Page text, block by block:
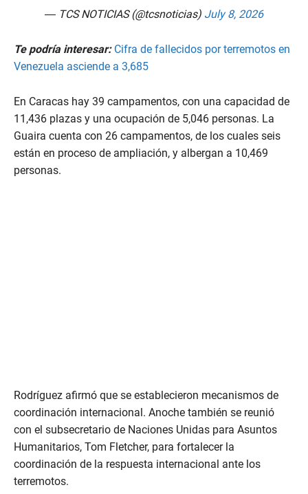
— TCS NOTICIAS (@tcsnoticias) July 8, 2026
Te podría interesar: Cifra de fallecidos por terremotos en
Venezuela asciende a 3,685
En Caracas hay 39 campamentos, con una capacidad de
11,436 plazas y una ocupación de 5,046 personas. La
Guaira cuenta con 26 campamentos, de los cuales seis
están en proceso de ampliación, y albergan a 10,469
personas.
Rodríguez afirmó que se establecieron mecanismos de
coordinación internacional. Anoche también se reunió
con el subsecretario de Naciones Unidas para Asuntos
Humanitarios, Tom Fletcher, para fortalecer la
coordinación de la respuesta internacional ante los
terremotos.